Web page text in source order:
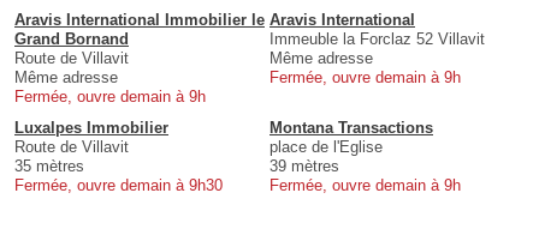
Aravis International Immobilier le
Grand Bornand
Route de Villavit
Même adresse
Fermée, ouvre demain à 9h
Aravis International
Immeuble la Forclaz 52 Villavit
Même adresse
Fermée, ouvre demain à 9h
Luxalpes Immobilier
Route de Villavit
35 mètres
Fermée, ouvre demain à 9h30
Montana Transactions
place de l'Eglise
39 mètres
Fermée, ouvre demain à 9h